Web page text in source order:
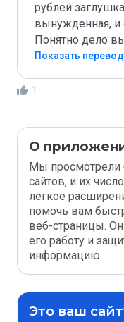
рублей
вынужденная, и
Понятно дело
Показать перевод
1
О
Мы просмотрели
сайтов, и их
легкое
помочь вам
веб-страницы. Он
его работу и
информацию.
Это ваш